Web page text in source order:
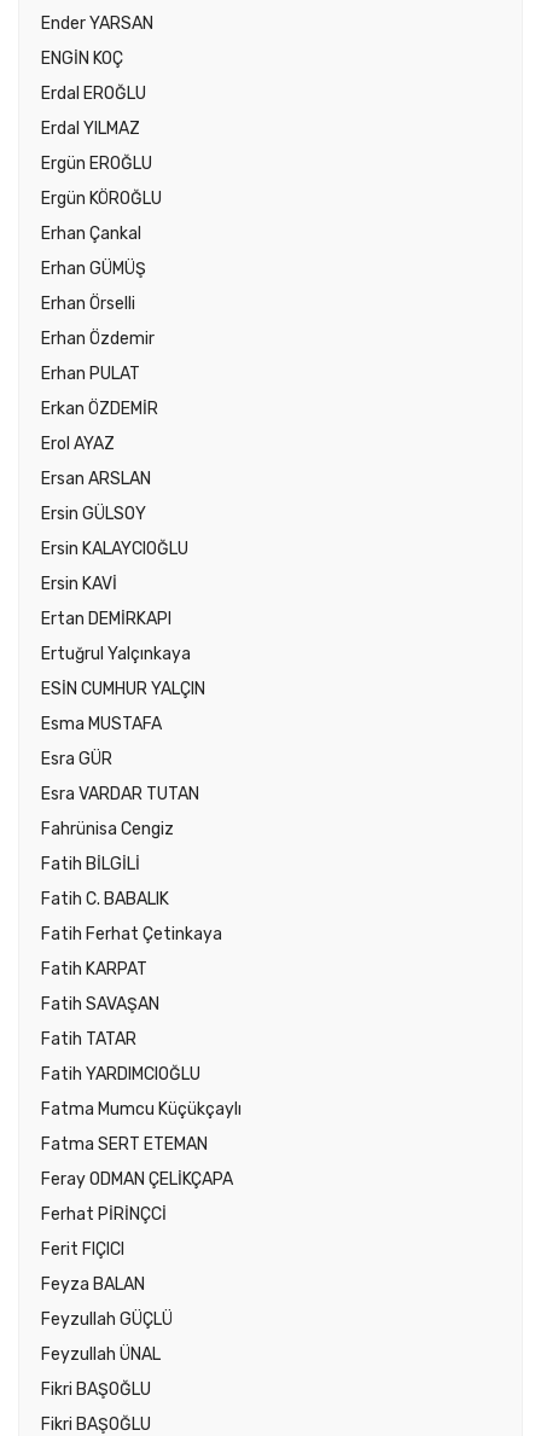
Ender YARSAN
ENGİN KOÇ
Erdal EROĞLU
Erdal YILMAZ
Ergün EROĞLU
Ergün KÖROĞLU
Erhan Çankal
Erhan GÜMÜŞ
Erhan Örselli
Erhan Özdemir
Erhan PULAT
Erkan ÖZDEMİR
Erol AYAZ
Ersan ARSLAN
Ersin GÜLSOY
Ersin KALAYCIOĞLU
Ersin KAVİ
Ertan DEMİRKAPI
Ertuğrul Yalçınkaya
ESİN CUMHUR YALÇIN
Esma MUSTAFA
Esra GÜR
Esra VARDAR TUTAN
Fahrünisa Cengiz
Fatih BİLGİLİ
Fatih C. BABALIK
Fatih Ferhat Çetinkaya
Fatih KARPAT
Fatih SAVAŞAN
Fatih TATAR
Fatih YARDIMCIOĞLU
Fatma Mumcu Küçükçaylı
Fatma SERT ETEMAN
Feray ODMAN ÇELİKÇAPA
Ferhat PİRİNÇCİ
Ferit FIÇICI
Feyza BALAN
Feyzullah GÜÇLÜ
Feyzullah ÜNAL
Fikri BAŞOĞLU
Fikri BAŞOĞLU